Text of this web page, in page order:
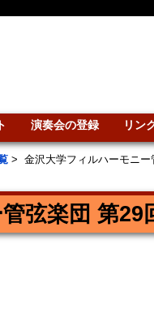
演奏会の登録 リン
> 金沢大学フィルハーモニ
弦楽団 第29